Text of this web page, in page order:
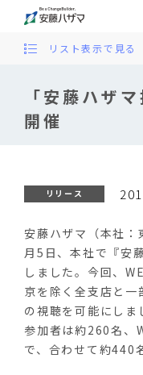
「安藤ハザ
開催
リスト表示で見る
リリース
安藤ハザマ（本社
月5日、本社で『安
しました。今回、
京を除く全支店と一
の視聴を可能にしま
参加者は約260名、
で、合わせて約440